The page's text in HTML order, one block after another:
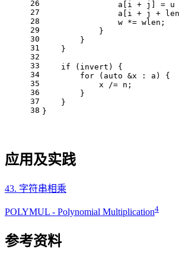
26
27
28
29
30
31
32
33
34
35
36
37
38
a[i + j] = u
a[i + j +
                w *= wlen;
            }
        }
    }
if (invert) {
for ( auto &x : a) {
            x /= n;
        }
}
应用及实践
43. 字符串相乘
POLYMUL - Polynomial Multiplication4
参考资料